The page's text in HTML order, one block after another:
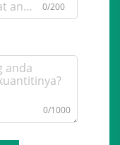
0/200
0/1000